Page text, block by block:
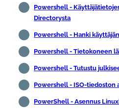
Powershell -
Directorysta
Powershell - Hanki
Powershell - Tietokoneen
Powershell - Tutustu
Powershell - ISO-tiedoston
PowerShell - Asennus